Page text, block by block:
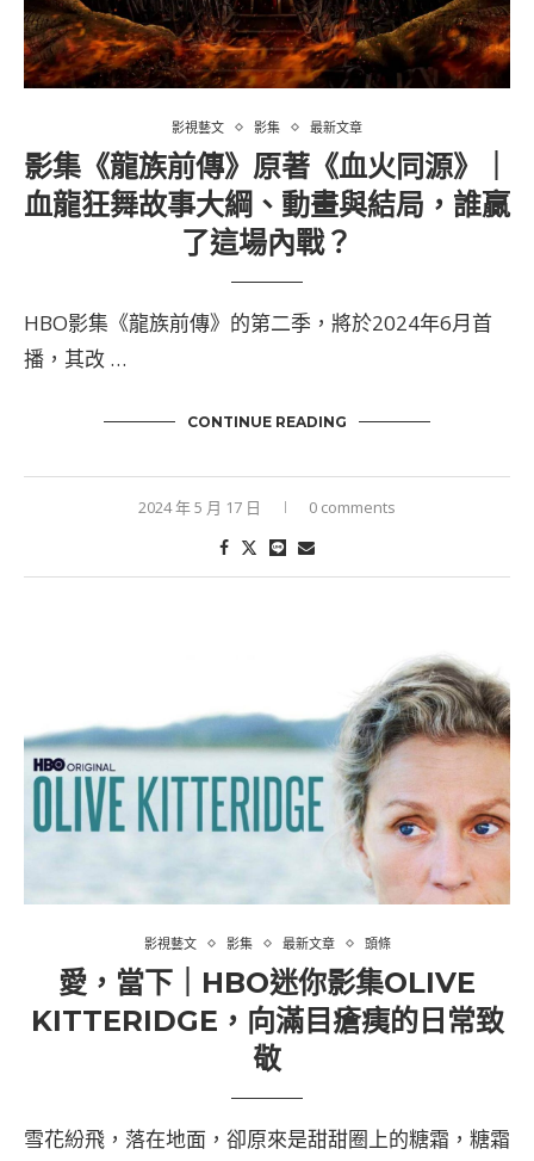
影視藝文 影集 最新文章
影集《龍族前傳》原著《血火同源》｜
血龍狂舞故事大綱、動畫與結局，誰贏
了這場內戰？
HBO影集《龍族前傳》的第二季，將於2024年6月首
播，其改 …
CONTINUE READING
2024 年 5 月 17 日 0 comments
影視藝文 影集 最新文章 頭條
愛，當下｜HBO迷你影集OLIVE
KITTERIDGE，向滿目瘡痍的日常致
敬
雪花紛飛，落在地面，卻原來是甜甜圈上的糖霜，糖霜